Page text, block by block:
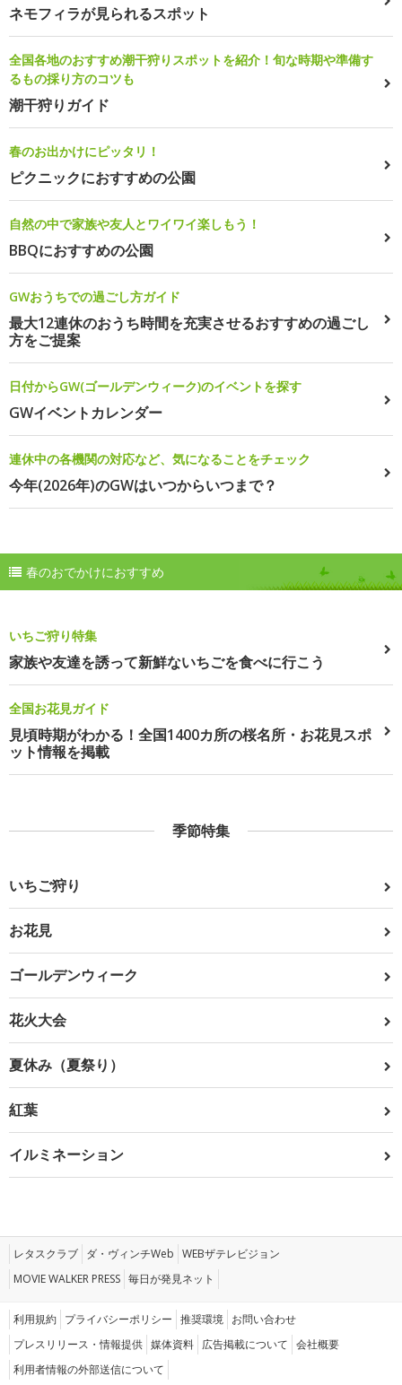
ネモフィラが見られるスポット
全国各地のおすすめ潮干狩りスポットを紹介！旬な時期や準備す
るもの採り方のコツも
潮干狩りガイド
春のお出かけにピッタリ！
ピクニックにおすすめの公園
自然の中で家族や友人とワイワイ楽しもう！
BBQにおすすめの公園
GWおうちでの過ごし方ガイド
最大12連休のおうち時間を充実させるおすすめの過ごし
方をご提案
日付からGW(ゴールデンウィーク)のイベントを探す
GWイベントカレンダー
連休中の各機関の対応など、気になることをチェック
今年(2026年)のGWはいつからいつまで？
春のおでかけにおすすめ
いちご狩り特集
家族や友達を誘って新鮮ないちごを食べに行こう
全国お花見ガイド
見頃時期がわかる！全国1400カ所の桜名所・お花見スポ
ット情報を掲載
季節特集
いちご狩り
お花見
ゴールデンウィーク
花火大会
夏休み（夏祭り）
紅葉
イルミネーション
レタスクラブ ダ・ヴィンチWeb WEBザテレビジョン
MOVIE WALKER PRESS 毎日が発見ネット
利用規約 プライバシーポリシー 推奨環境 お問い合わせ
プレスリリース・情報提供 媒体資料 広告掲載について 会社概要
利用者情報の外部送信について